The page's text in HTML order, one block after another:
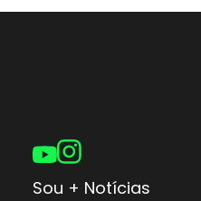
Sou + Notícias